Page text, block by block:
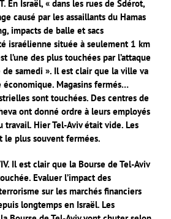
En Israël, « dans les rues de Sdérot,
causé par les assaillants du Hamas
impacts de balle et sacs
israélienne située à seulement 1 km
l’une des plus touchées par l’attaque
samedi ». Il est clair que la ville va
Magasins fermés…
sont touchées. Des centres de
ont donné ordre à leurs employés
travail. Hier Tel-Aviv était vide. Les
le plus souvent fermées.
Il est clair que la Bourse de Tel-Aviv
Evaluer l’impact des
sur les marchés financiers
longtemps en Israël. Les